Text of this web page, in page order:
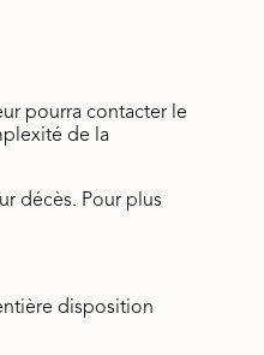
pourra contacter le
de la
décès. Pour plus
disposition